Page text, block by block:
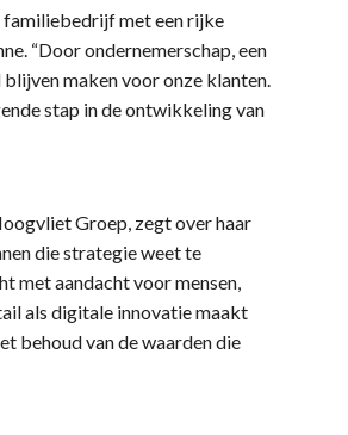
familiebedrijf met een rijke
“Door ondernemerschap, een
maken voor onze klanten.
stap in de ontwikkeling van
Groep, zegt over haar
die strategie weet te
met aandacht voor mensen,
als digitale innovatie maakt
behoud van de waarden die